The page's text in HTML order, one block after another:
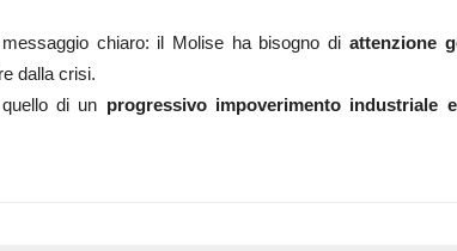
chiaro: il Molise ha bisogno di attenzione
dalla crisi.
di un progressivo impoverimento industriale